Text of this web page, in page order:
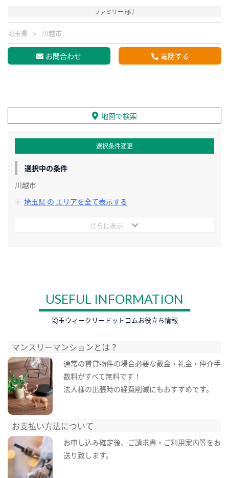
ファミリー向け
埼玉県 川越市
お問合わせ 電話する
地図で検索
選択条件変更
選択中の条件
川越市
埼玉県 の エリアを全て表示する
さらに表示
USEFUL INFORMATION
埼玉ウィークリードットコムお役立ち情報
マンスリーマンションとは？
通常の賃貸物件の場合必要な敷金・礼金・仲介手
数料がすべて無料です！
法人様の出張時の経費削減にもおすすめです。
お支払い方法について
お申し込み確定後、ご請求書・ご利用案内等をお
送り致します。